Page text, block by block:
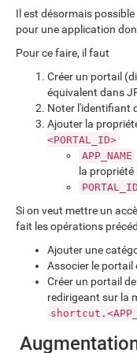
Il est désormais
pour une application
Pour ce faire, il faut
Créer un portail
équivalent dans
Noter l'identifiant
Ajouter la
<PORTAL_ID>
APP_NAME
la propriété
PORTAL_ID
Si on veut mettre un
fait les opérations
Ajouter une
Associer le portail
Créer un portail
redirigeant sur la